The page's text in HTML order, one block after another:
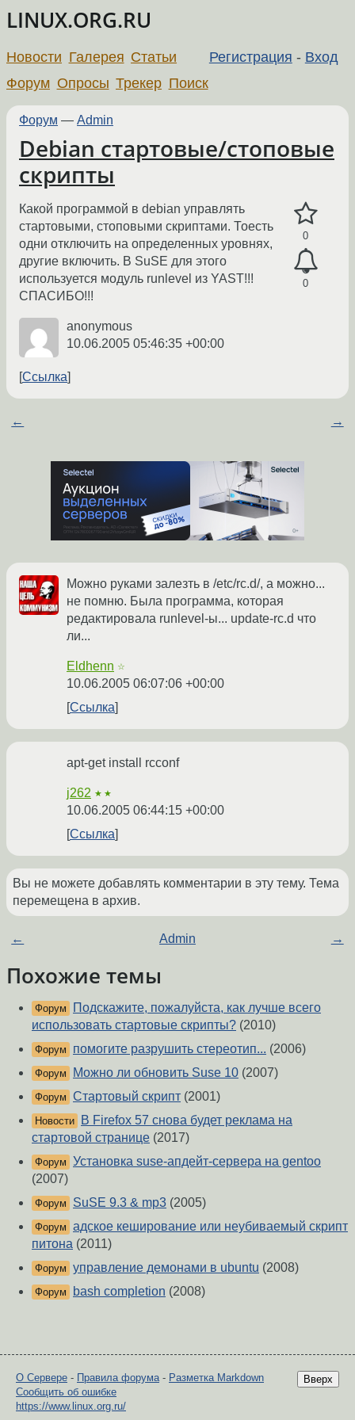
LINUX.ORG.RU
Регистрация - Вход
Новости Галерея Статьи
Форум Опросы Трекер Поиск
Форум — Admin
Debian стартовые/стоповые
скрипты
0
0
Какой программой в debian управлять
стартовыми, стоповыми скриптами. Тоесть
одни отключить на определенных уровнях,
другие включить. В SuSE для этого
используется модуль runlevel из YAST!!!
СПАСИБО!!!
anonymous
10.06.2005 05:46:35 +00:00
Ссылка
← →
Можно руками залезть в /etc/rc.d/, а можно...
не помню. Была программа, которая
редактировала runlevel-ы... update-rc.d что
ли...
Eldhenn ☆
10.06.2005 06:07:06 +00:00
Ссылка
apt-get install rcconf
j262 ★★
10.06.2005 06:44:15 +00:00
Ссылка
Вы не можете добавлять комментарии в эту тему. Тема
перемещена в архив.
← Admin →
Похожие темы
Форум
Подскажите, пожалуйста, как лучше всего
использовать стартовые скрипты? (2010)
Форум помогите разрушить стереотип... (2006)
Форум Можно ли обновить Suse 10 (2007)
Форум Стартовый скрипт (2001)
Новости
В Firefox 57 снова будет реклама на
стартовой странице (2017)
Форум Установка suse-апдейт-сервера на gentoo
(2007)
Форум SuSE 9.3 & mp3 (2005)
Форум адское кеширование или неубиваемый скрипт
питона (2011)
Форум управление демонами в ubuntu (2008)
Форум bash completion (2008)
Вверх
О Сервере - Правила форума- Разметка Markdown
Сообщить об ошибке
https://www.linux.org.ru/